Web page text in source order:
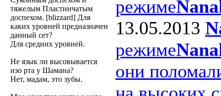
тяжелым Пластинчатым
доспехом. [blizzard] Для
каких уровней предназначен
данный сет?
Для средних уровней.
Не язык ли высовывается
изо рта у Шамана?
Нет, мадам, это зубы.
режиме
13.05.2013
режиме
они